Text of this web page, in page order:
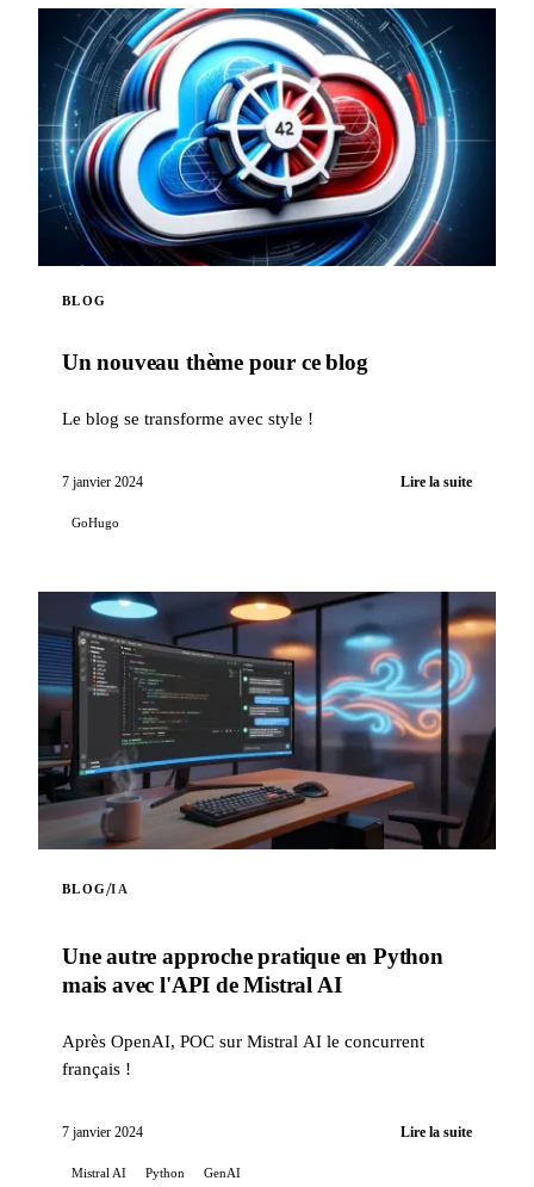
BLOG
Un nouveau thème pour ce blog
Le blog se transforme avec style !
7 janvier 2024 Lire la suite
GoHugo
BLOG/IA
Une autre approche pratique en Python
mais avec l'API de Mistral AI
Après OpenAI, POC sur Mistral AI le concurrent
français !
7 janvier 2024 Lire la suite
Mistral AI Python GenAI